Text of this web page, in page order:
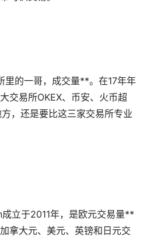
里的一哥，成交量**。在17年年
交易所OKEX、币安、火币超
，还是要比这三家交易所专业
立于2011年，是欧元交易量**
拿大元、美元、英镑和日元交